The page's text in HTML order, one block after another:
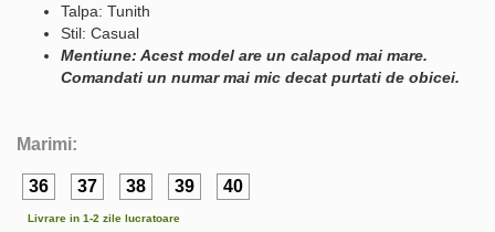
Talpa: Tunith
Stil: Casual
Mentiune: Acest model are un calapod mai mare.
Comandati un numar mai mic decat purtati de obicei.
Marimi:
36 37 38 39 40
Livrare in 1-2 zile lucratoare